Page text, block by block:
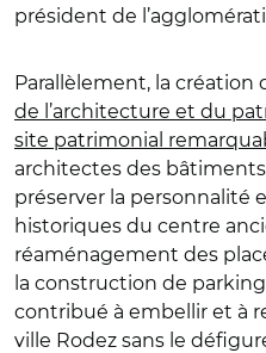
président de
Parallèlement, la création
de l’architecture et du
site patrimonial
architectes des
préserver la personnalité
historiques du centre
réaménagement des
la construction de
contribué à embellir et à
ville Rodez sans le